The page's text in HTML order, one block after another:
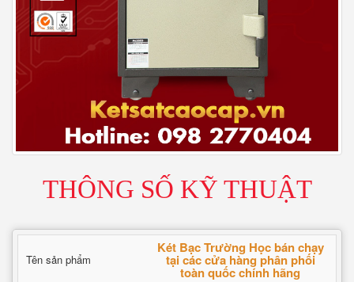
THÔNG SỐ KỸ THUẬT
Tên sản phẩm
Két Bạc Trường Học bán chạy
tại các cửa hàng phân phối
toàn quốc chính hãng